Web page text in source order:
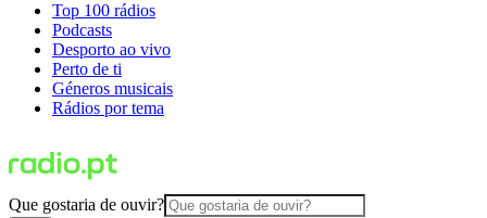
Top 100 rádios
Podcasts
Desporto ao vivo
Perto de ti
Géneros musicais
Rádios por tema
Que gostaria de ouvir?